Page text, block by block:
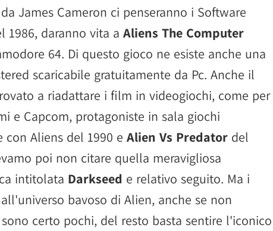
James Cameron ci penseranno i Software
1986, daranno vita a Aliens The Computer
64. Di questo gioco ne esiste anche una
scaricabile gratuitamente da Pc. Anche il
a riadattare i film in videogiochi, come per
e Capcom, protagoniste in sala giochi
con Aliens del 1990 e Alien Vs Predator del
poi non citare quella meravigliosa
intitolata Darkseed e relativo seguito. Ma i
bavoso di Alien, anche se non
certo pochi, del resto basta sentire l'iconico